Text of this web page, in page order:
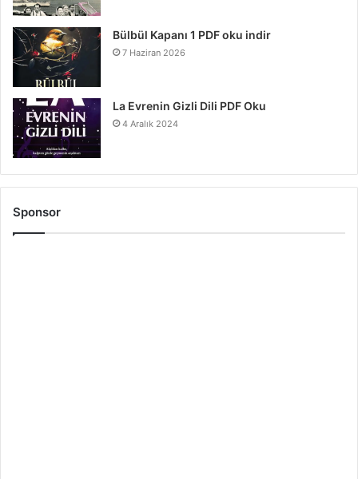
Bülbül Kapanı 1 PDF oku indir
7 Haziran 2026
La Evrenin Gizli Dili PDF Oku
4 Aralık 2024
Sponsor